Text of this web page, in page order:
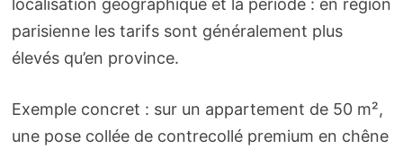
localisation géographique et la période : en région
parisienne les tarifs sont généralement plus
élevés qu’en province.
Exemple concret : sur un appartement de 50 m²,
une pose collée de contrecollé premium en chêne